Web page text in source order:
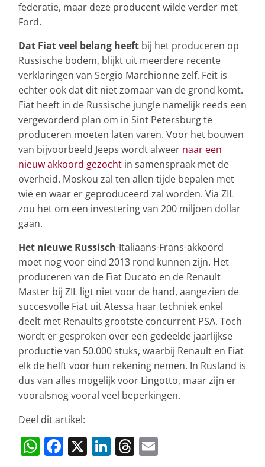
federatie, maar deze producent wilde verder met
Ford.
Dat Fiat veel belang heeft bij het produceren op
Russische bodem, blijkt uit meerdere recente
verklaringen van Sergio Marchionne zelf. Feit is
echter ook dat dit niet zomaar van de grond komt.
Fiat heeft in de Russische jungle namelijk reeds een
vergevorderd plan om in Sint Petersburg te
produceren moeten laten varen. Voor het bouwen
van bijvoorbeeld Jeeps wordt alweer naar een
nieuw akkoord gezocht in samenspraak met de
overheid. Moskou zal ten allen tijde bepalen met
wie en waar er geproduceerd zal worden. Via ZIL
zou het om een investering van 200 miljoen dollar
gaan.
Het nieuwe Russisch-Italiaans-Frans-akkoord
moet nog voor eind 2013 rond kunnen zijn. Het
produceren van de Fiat Ducato en de Renault
Master bij ZIL ligt niet voor de hand, aangezien de
succesvolle Fiat uit Atessa haar techniek enkel
deelt met Renaults grootste concurrent PSA. Toch
wordt er gesproken over een gedeelde jaarlijkse
productie van 50.000 stuks, waarbij Renault en Fiat
elk de helft voor hun rekening nemen. In Rusland is
dus van alles mogelijk voor Lingotto, maar zijn er
vooralsnog vooral veel beperkingen.
Deel dit artikel:
W F X Li T